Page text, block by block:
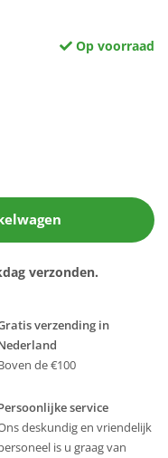
Op voorraad
verzonden.
verzending in
de €100
service
deskundig en vriendelijk
is u graag van